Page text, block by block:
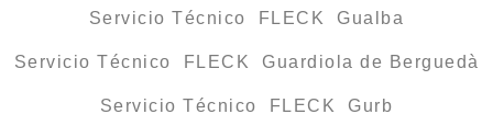
Servicio Técnico FLECK Gualba
Servicio Técnico FLECK Guardiola de Berguedà
Servicio Técnico FLECK Gurb